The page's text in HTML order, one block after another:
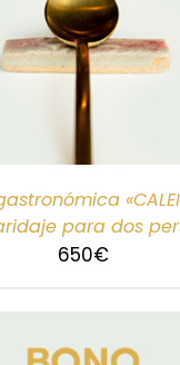
para dos
650€